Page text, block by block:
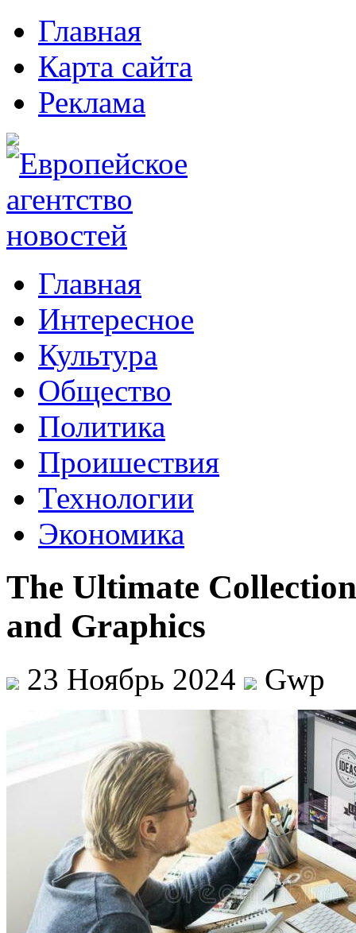
Главная
Карта сайта
Реклама
Главная
Интересное
Культура
Общество
Политика
Проишествия
Технологии
Экономика
The Ultimate
and Graphics
23 Ноябрь 2024 Gwp